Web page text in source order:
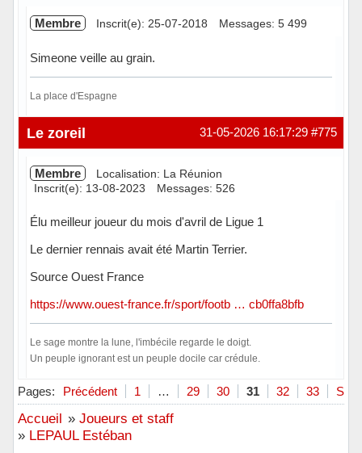
Membre Inscrit(e): 25-07-2018 Messages: 5 499
Simeone veille au grain.
La place d'Espagne
Hors ligne #775
31-05-2026 16:17:29
Le zoreil
Membre
Localisation: La Réunion
Inscrit(e): 13-08-2023
Messages: 526
Élu meilleur joueur du mois d'avril de Ligue 1
Le dernier rennais avait été Martin Terrier.
Source Ouest France
https://www.ouest-france.fr/sport/footb … cb0ffa8bfb
Le sage montre la lune, l'imbécile regarde le doigt.
Un peuple ignorant est un peuple docile car crédule.
Hors ligne
Pages: Précédent 1 … 29 30 31 32 33
Accueil » Joueurs et staff
» LEPAUL Estéban